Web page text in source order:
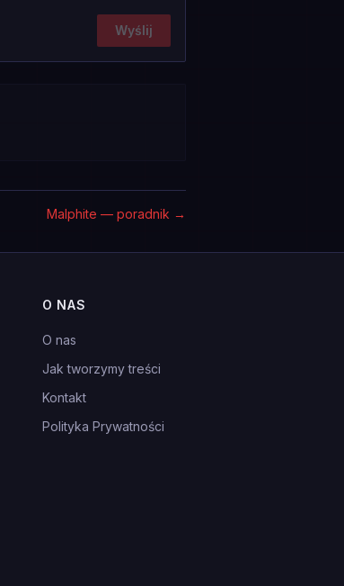
Wyślij
Malphite — poradnik →
O NAS
O nas
Jak tworzymy treści
Kontakt
Polityka Prywatności